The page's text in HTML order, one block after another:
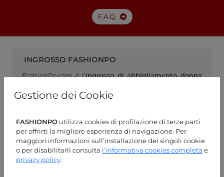
Gestione dei Cookie
FASHIONPO utilizza cookies di profilazione di terze parti
per offrirti la migliore esperienza di navigazione. Per
maggiori informazioni sull’installazione dei singoli cookie
o per disabilitarli consulta l’informativa cookies completa e
privacy policy.
F.A.Q.
INGROSSO FASHIONPO
FashionPo.com è l'ingrosso di abbigliamento donna
collegamento ideale tra produttori di abbigliamento
sicuro, e rimanisempre aggiornato con la moda del
momento
ASSISTENZA CLIENTI